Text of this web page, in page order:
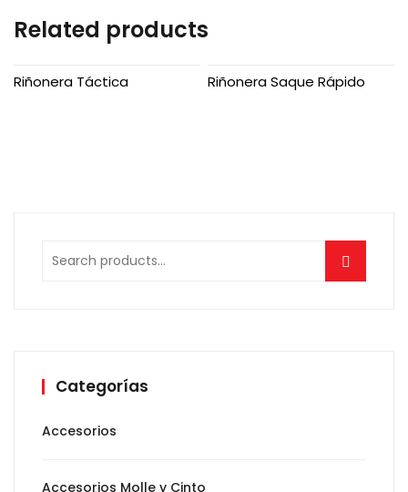
Related products
Riñonera Táctica Riñonera Saque Rápido
Search
for:
Categorías
Accesorios
Accesorios Molle y Cinto